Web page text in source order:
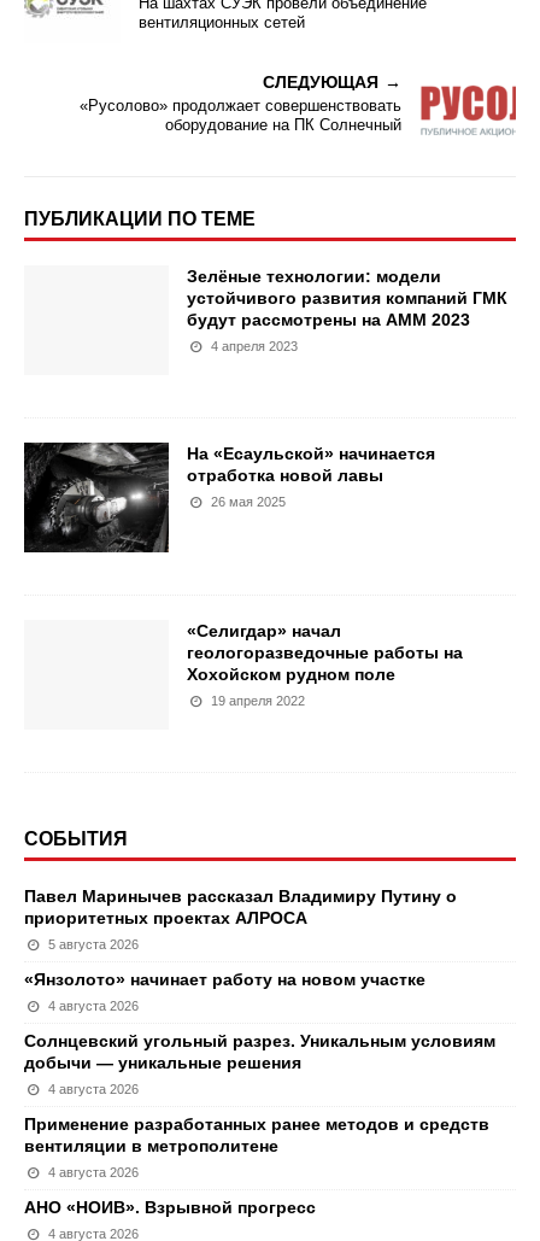
вентиляционных сетей
СЛЕДУЮЩАЯ
«Русолово» продолжает совершенствовать
оборудование на ПК Солнечный
ПУБЛИКАЦИИ ПО ТЕМЕ
Зелёные технологии: модели
устойчивого развития компаний ГМК
будут рассмотрены на АММ 2023
4 апреля 2023
На «Есаульской» начинается
отработка новой лавы
26 мая 2025
«Селигдар» начал
геологоразведочные работы на
Хохойском рудном поле
19 апреля 2022
СОБЫТИЯ
Павел Маринычев рассказал Владимиру Путину о
приоритетных проектах АЛРОСА
5 августа 2026
«Янзолото» начинает работу на новом участке
4 августа 2026
Солнцевский угольный разрез. Уникальным условиям
добычи — уникальные решения
4 августа 2026
Применение разработанных ранее методов и средств
вентиляции в метрополитене
4 августа 2026
АНО «НОИВ». Взрывной прогресс
4 августа 2026